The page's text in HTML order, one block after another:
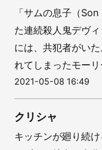
「サムの息子（
た連続殺人鬼デヴ
には、共犯者がい
れてしまったモー
2021-05-08 16:49
クリシャ
キッチンが廻り続